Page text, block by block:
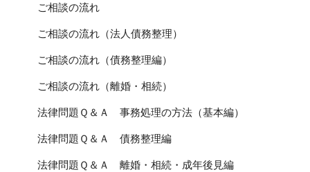
ご相談の流れ
ご相談の流れ（法人債務整理）
ご相談の流れ（債務整理編）
ご相談の流れ（離婚・相続）
法律問題Ｑ＆Ａ 事務処理の方法（基本編）
法律問題Ｑ＆Ａ 債務整理編
法律問題Ｑ＆Ａ 離婚・相続・成年後見編